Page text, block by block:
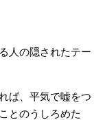
人の隠されたテー
ば、平気で嘘をつ
とのうしろめた